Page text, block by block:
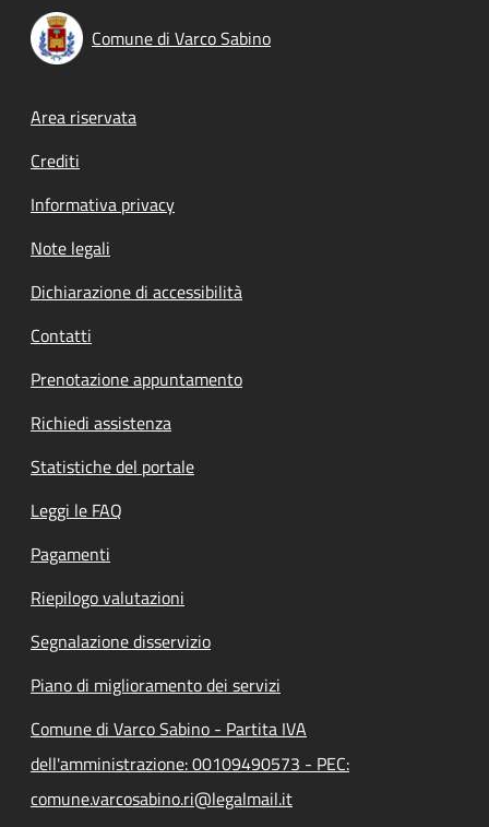
Comune di Varco Sabino
Footer menu
Area riservata
Crediti
Informativa privacy
Note legali
Dichiarazione di accessibilità
Contatti
Prenotazione appuntamento
Richiedi assistenza
Statistiche del portale
Leggi le FAQ
Pagamenti
Riepilogo valutazioni
Segnalazione disservizio
Piano di miglioramento dei servizi
Comune di Varco Sabino - Partita IVA
dell'amministrazione: 00109490573 - PEC:
comune.varcosabino.ri@legalmail.it